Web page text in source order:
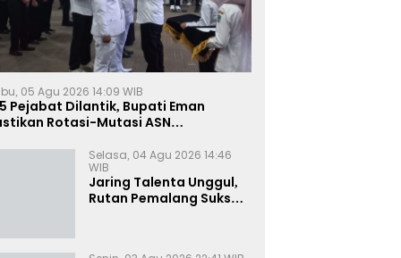
05 Agu 2026 14:09 WIB
Pejabat Dilantik, Bupati Eman
Rotasi-Mutasi ASN
Selasa, 04 Agu 2026 14:46
WIB
Jaring Talenta Unggul,
Rutan Pemalang Sukses